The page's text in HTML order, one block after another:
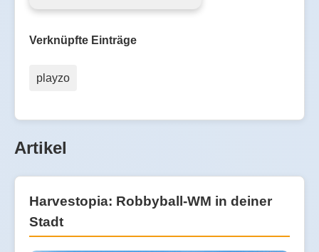
Verknüpfte Einträge
playzo
Artikel
Harvestopia: Robbyball-WM in deiner
Stadt